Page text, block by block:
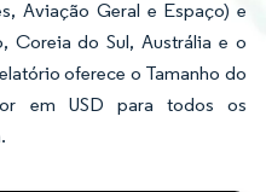
Aviação Geral e Espaço) e
Coreia do Sul, Austrália e o
oferece o Tamanho do
em USD para todos os